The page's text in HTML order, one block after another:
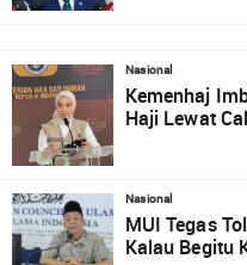
Nasional
Kemenhaj
Haji Lewat
Nasional
MUI Tegas
Kalau Begitu